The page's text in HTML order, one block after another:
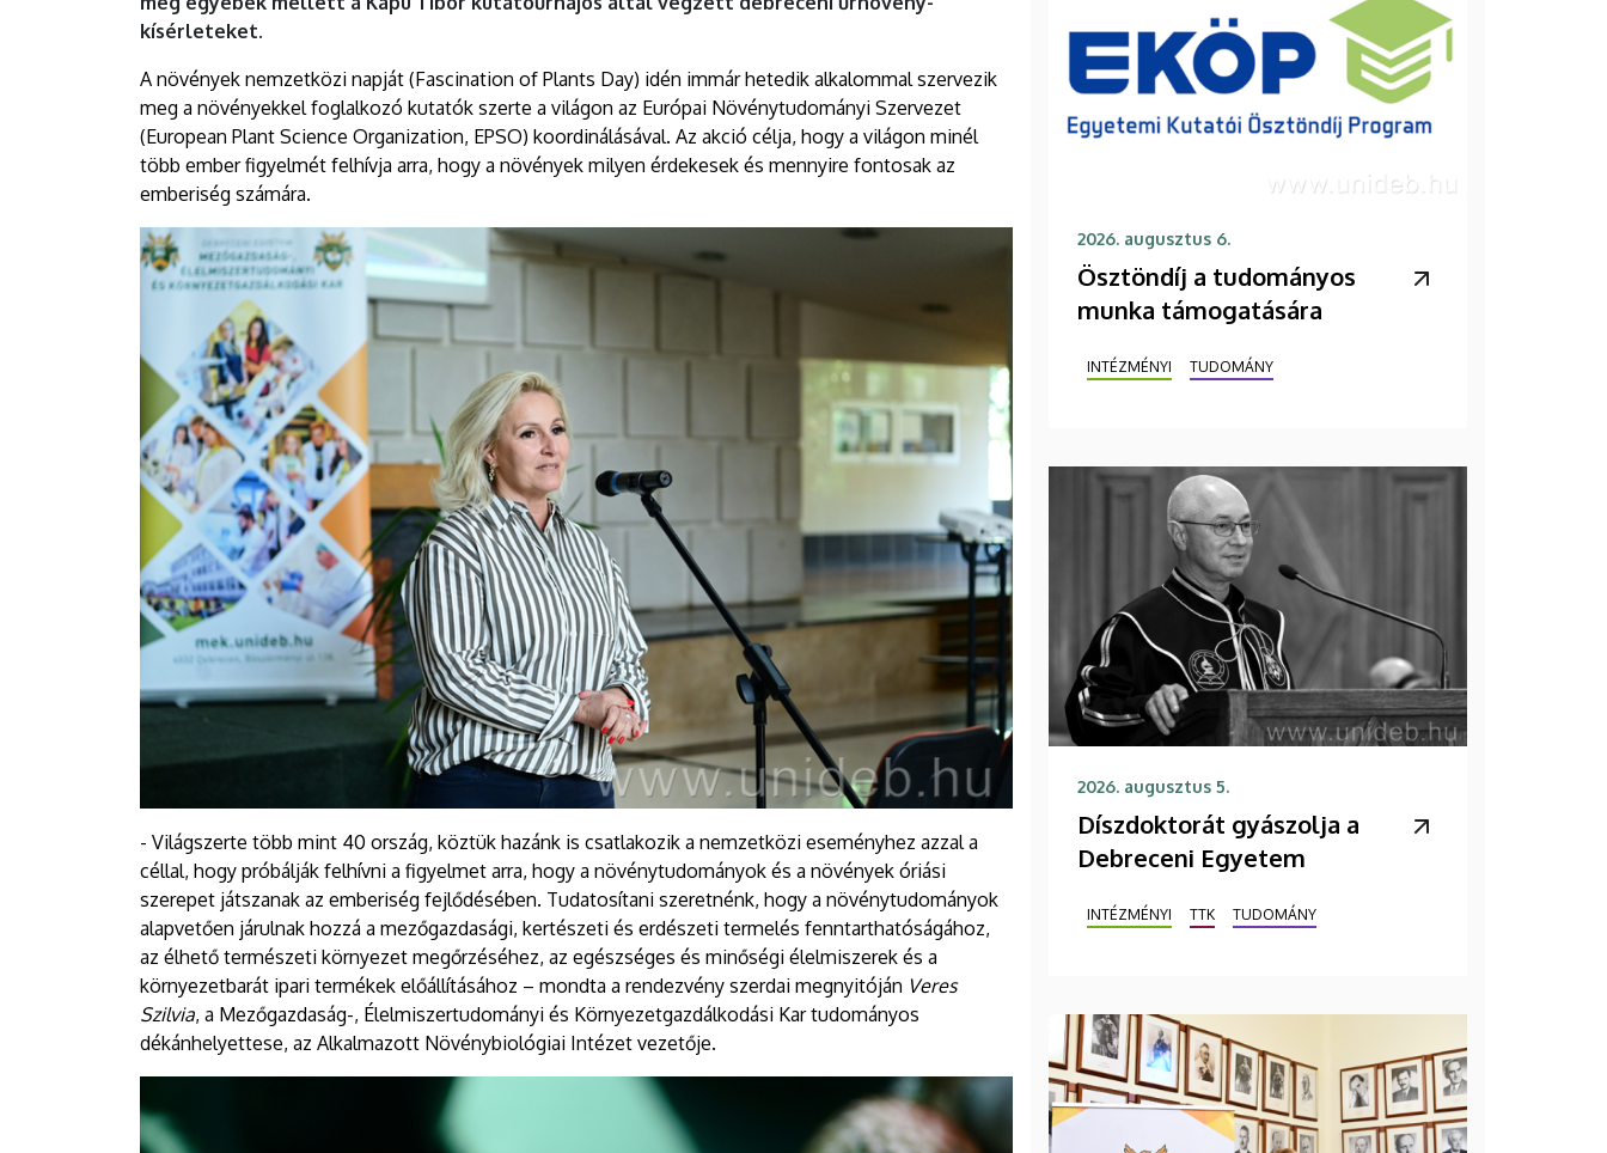
kísérleteket.
A növények nemzetközi napját (Fascination of Plants Day) idén immár hetedik alkalommal szervezik
meg a növényekkel foglalkozó kutatók szerte a világon az Európai Növénytudományi Szervezet
(European Plant Science Organization, EPSO) koordinálásával. Az akció célja, hogy a világon minél
több ember figyelmét felhívja arra, hogy a növények milyen érdekesek és mennyire fontosak az
emberiség számára.
- Világszerte több mint 40 ország, köztük hazánk is csatlakozik a nemzetközi eseményhez azzal a
céllal, hogy próbálják felhívni a figyelmet arra, hogy a növénytudományok és a növények óriási
szerepet játszanak az emberiség fejlődésében. Tudatosítani szeretnénk, hogy a növénytudományok
alapvetően járulnak hozzá a mezőgazdasági, kertészeti és erdészeti termelés fenntarthatóságához,
az élhető természeti környezet megőrzéséhez, az egészséges és minőségi élelmiszerek és a
környezetbarát ipari termékek előállításához – mondta a rendezvény szerdai megnyitóján Veres
Szilvia, a Mezőgazdaság-, Élelmiszertudományi és Környezetgazdálkodási Kar tudományos
dékánhelyettese, az Alkalmazott Növénybiológiai Intézet vezetője.
2026. augusztus 6.
Ösztöndíj a tudományos
munka támogatására
INTÉZMÉNYI TUDOMÁNY
2026. augusztus 5.
Díszdoktorát gyászolja a
Debreceni Egyetem
INTÉZMÉNYI TTK TUDOMÁNY